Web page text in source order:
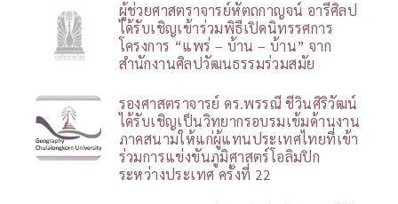
ผู้ช่วยศาสตราจารย์หัตถกาญจน์ อารีศิลป
ได้รับเชิญเข้าร่วมพิธีเปิดนิทรรศการ
โครงการ “แพร่ – บ้าน – บ้าน” จาก
สำนักงานศิลปวัฒนธรรมร่วมสมัย
รองศาสตราจารย์ ดร.พรรณี ชีวินศิริวัฒน์
ได้รับเชิญเป็นวิทยากรอบรมเข้มด้านงาน
ภาคสนามให้แก่ผู้แทนประเทศไทยที่เข้า
ร่วมการแข่งขันภูมิศาสตร์โอลิมปิก
ระหว่างประเทศ ครั้งที่ 22